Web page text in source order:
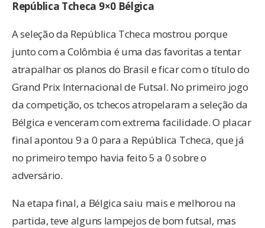
República Tcheca 9×0 Bélgica
A seleção da República Tcheca mostrou porque
junto com a Colômbia é uma das favoritas a tentar
atrapalhar os planos do Brasil e ficar com o título do
Grand Prix Internacional de Futsal. No primeiro jogo
da competição, os tchecos atropelaram a seleção da
Bélgica e venceram com extrema facilidade. O placar
final apontou 9 a 0 para a República Tcheca, que já
no primeiro tempo havia feito 5 a 0 sobre o
adversário.
Na etapa final, a Bélgica saiu mais e melhorou na
partida, teve alguns lampejos de bom futsal, mas